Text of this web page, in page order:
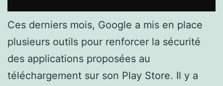
Ces derniers mois, Google a mis en place
plusieurs outils pour renforcer la sécurité
des applications proposées au
téléchargement sur son Play Store. Il y a